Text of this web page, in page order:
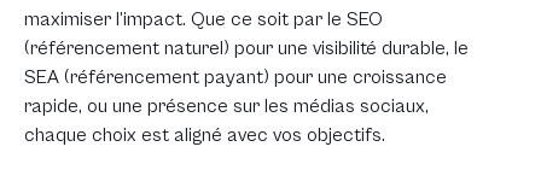
maximiser l’impact. Que ce soit par le SEO
(référencement naturel) pour une visibilité durable, le
SEA (référencement payant) pour une croissance
rapide, ou une présence sur les médias sociaux,
chaque choix est aligné avec vos objectifs.